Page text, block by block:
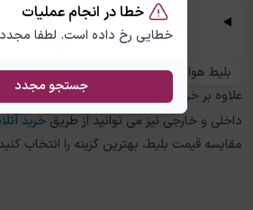
خطا در انجام عملیات
خطایی رخ داده است. لطفا
جستجو مجدد
تفاوت بلیط چارتر و سیستمی
بلیط هواپیما بصره به دوحه
علاوه بر خرید بلیط هواپیما دوحه بصره
داخلی و خارجی نیز می توانید از طریق خرید
مقایسه قیمت بلیط، بهترین گزینه را انتخاب